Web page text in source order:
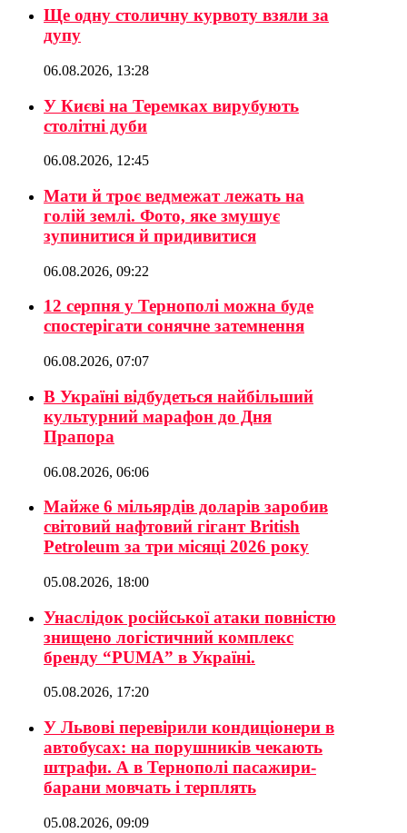
Ще одну столичну курвоту взяли за
дупу
06.08.2026, 13:28
У Києві на Теремках вирубують
столітні дуби
06.08.2026, 12:45
Мати й троє ведмежат лежать на
голій землі. Фото, яке змушує
зупинитися й придивитися
06.08.2026, 09:22
12 серпня у Тернополі можна буде
спостерігати сонячне затемнення
06.08.2026, 07:07
В Україні відбудеться найбільший
культурний марафон до Дня
Прапора
06.08.2026, 06:06
Майже 6 мільярдів доларів заробив
світовий нафтовий гігант British
Petroleum за три місяці 2026 року
05.08.2026, 18:00
Унаслідок російської атаки повністю
знищено логістичний комплекс
бренду “PUMA” в Україні.
05.08.2026, 17:20
У Львові перевірили кондиціонери в
автобусах: на порушників чекають
штрафи. А в Тернополі пасажири-
барани мовчать і терплять
05.08.2026, 09:09